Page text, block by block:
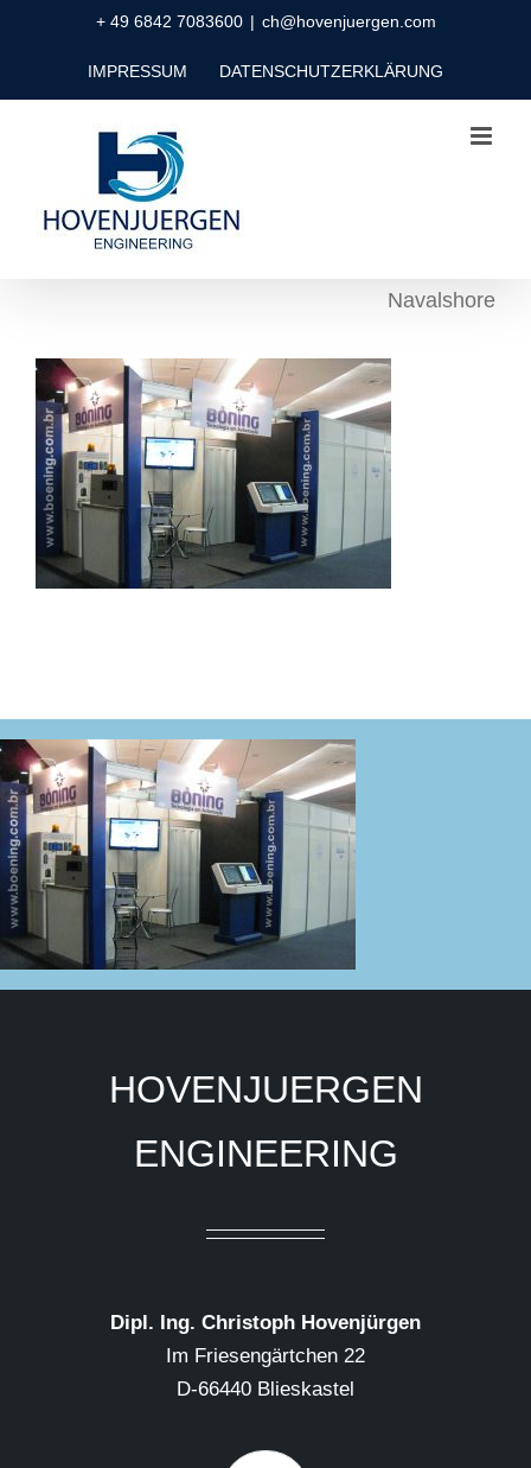
+ 49 6842 7083600 | ch@hovenjuergen.com
IMPRESSUM DATENSCHUTZERKLÄRUNG
Navalshore
HOVENJUERGEN
ENGINEERING
Dipl. Ing. Christoph Hovenjürgen
Im Friesengärtchen 22
D-66440 Blieskastel